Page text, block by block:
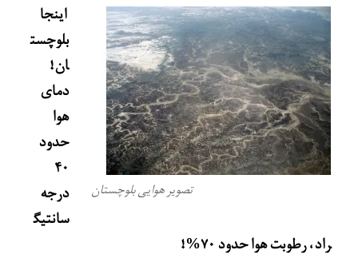
تصویر هوایی بلوچستان
اينجا
بلوچست
ان!
دمای
هوا
حدود
40
درجه
سانتيگ
راد، رطوبت هوا حدود 70%!